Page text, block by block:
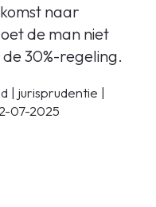
naar
de man niet
30%-regeling.
| jurisprudentie |
07-2025